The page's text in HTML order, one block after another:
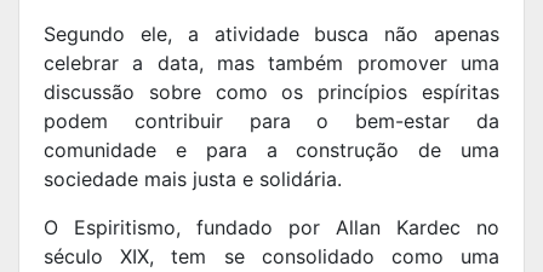
Segundo ele, a atividade busca não apenas
celebrar a data, mas também promover uma
discussão sobre como os princípios espíritas
podem contribuir para o bem-estar da
comunidade e para a construção de uma
sociedade mais justa e solidária.
O Espiritismo, fundado por Allan Kardec no
século XIX, tem se consolidado como uma